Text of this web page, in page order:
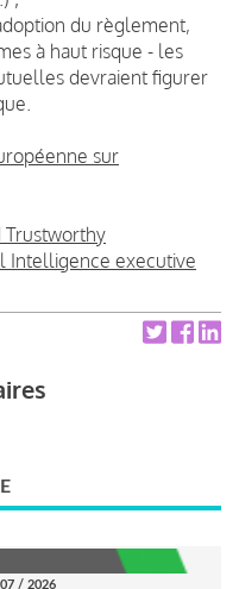
du règlement,
à haut risque - les
devraient figurer
sur
Trustworthy
Intelligence executive
/ 2026